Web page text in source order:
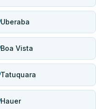
Uberaba
Boa Vista
Tatuquara
Hauer